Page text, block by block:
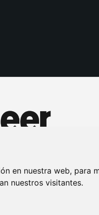
en nuestra web, para
nuestros visitantes.
QUÉ LEER SORTEO-